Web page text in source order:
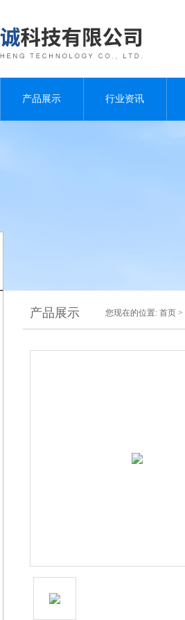
产品展示 行业资讯
产品展示 您现在的位置: 首页 >